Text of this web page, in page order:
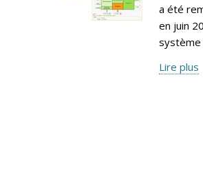
a été
en juin
système
Lire plus